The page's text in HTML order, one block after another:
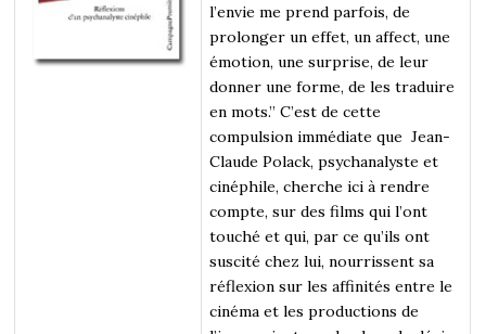
l’envie me prend parfois, de
prolonger un effet, un affect, une
émotion, une surprise, de leur
donner une forme, de les traduire
en mots.” C’est de cette
compulsion immédiate que Jean-
Claude Polack, psychanalyste et
cinéphile, cherche ici à rendre
compte, sur des films qui l’ont
touché et qui, par ce qu’ils ont
suscité chez lui, nourrissent sa
réflexion sur les affinités entre le
cinéma et les productions de